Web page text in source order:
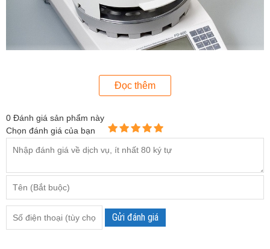
Cân sấy ẩm Kett FD-800
Bên cạnh đó, Kett FD-800 là dòng cân sấy ẩm
120g, phù hợp với nhiều ứng dụng khác nhau trong ngành
nông nghiệp và các lĩnh vực liên quan đến kiểm soát độ ẩm.
Ngoài ra, sử dụng thanh đốt bằng thạch anh giúp Kett FD-
Đọc thêm
0 Đánh giá sản phẩm này
Chọn đánh giá của bạn
Gửi đánh giá